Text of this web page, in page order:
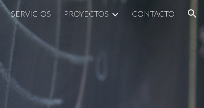
SERVICIOS PROYECTOS CONTACTO